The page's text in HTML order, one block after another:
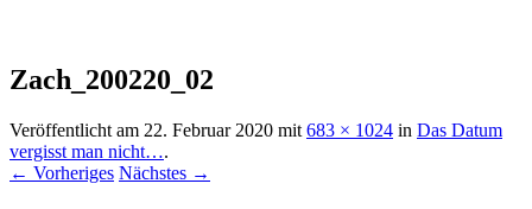
Zach_200220_02
Veröffentlicht am 22. Februar 2020 mit 683 × 1024 in Das Datum
vergisst man nicht….
← Vorheriges Nächstes →